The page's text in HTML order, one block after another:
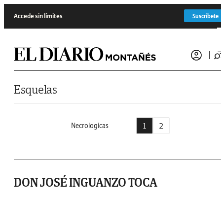
Accede sin límites Suscríbete
Esquelas
Necrologicas 1 2
DON JOSÉ INGUANZO TOCA